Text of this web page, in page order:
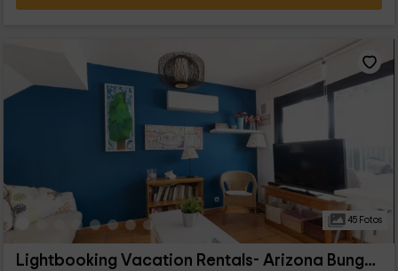
45 Fotos
Lightbooking Vacation Rentals- Arizona Bungalow